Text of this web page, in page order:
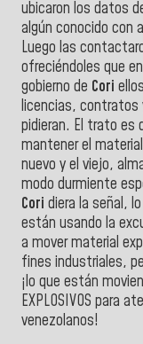
ubicaron los datos
algún conocido con
Luego las
ofreciéndoles que
gobierno de Cori
licencias, contratos
pidieran. El trato es
mantener el
nuevo y el viejo,
modo durmiente
Cori diera la señal,
están usando la
a mover material
fines industriales,
¡lo que están
EXPLOSIVOS para
venezolanos!